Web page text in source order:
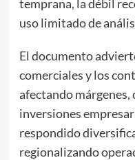
temprana, la débil
uso limitado de
El documento
comerciales y los
afectando márgenes,
inversiones
respondido
regionalizando